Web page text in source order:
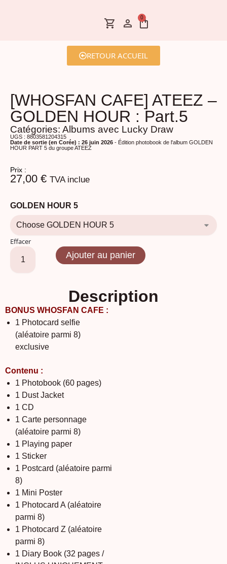
0
RETOUR ACCUEIL
[WHOSFAN CAFE] ATEEZ –
GOLDEN HOUR : Part.5
Catégories: Albums avec Lucky Draw
UGS : 8803581204315
Date de sortie (en Corée) : 26 juin 2026 - Édition photobook de l'album GOLDEN
HOUR PART 5 du groupe ATEEZ
Prix :
27,00 € TVA inclue
GOLDEN HOUR 5
Effacer
Ajouter au panier
Description
BONUS WHOSFAN CAFE :
1 Photocard selfie
(aléatoire parmi 8)
exclusive
Contenu :
1 Photobook (60 pages)
1 Dust Jacket
1 CD
1 Carte personnage
(aléatoire parmi 8)
1 Playing paper
1 Sticker
1 Postcard (aléatoire parmi
8)
1 Mini Poster
1 Photocard A (aléatoire
parmi 8)
1 Photocard Z (aléatoire
parmi 8)
1 Diary Book (32 pages /